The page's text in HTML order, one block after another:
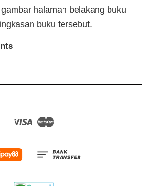
halaman belakang buku
buku tersebut.
Visa